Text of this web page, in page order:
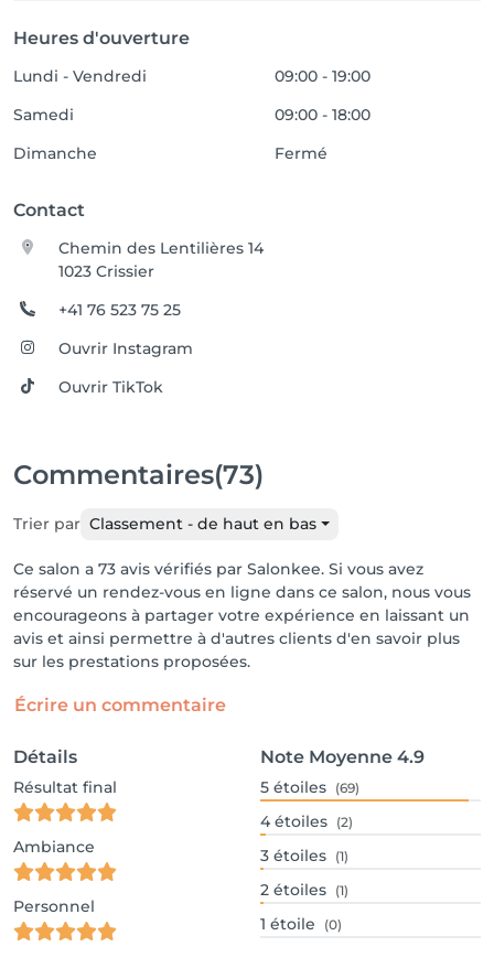
Heures d'ouverture
Lundi - Vendredi
09:00 - 19:00
Samedi
09:00 - 18:00
Dimanche
Fermé
Contact
Chemin des Lentilières 14
1023 Crissier
+41 76 523 75 25
Ouvrir Instagram
Ouvrir TikTok
Commentaires(73)
Trier par Classement - de haut en bas
Ce salon a 73 avis vérifiés par Salonkee. Si vous avez
réservé un rendez-vous en ligne dans ce salon, nous vous
encourageons à partager votre expérience en laissant un
avis et ainsi permettre à d'autres clients d'en savoir plus
sur les prestations proposées.
Écrire un commentaire
Détails
Résultat final
Ambiance
Personnel
Note Moyenne 4.9
5 étoiles (69)
4 étoiles (2)
3 étoiles (1)
2 étoiles (1)
1 étoile (0)